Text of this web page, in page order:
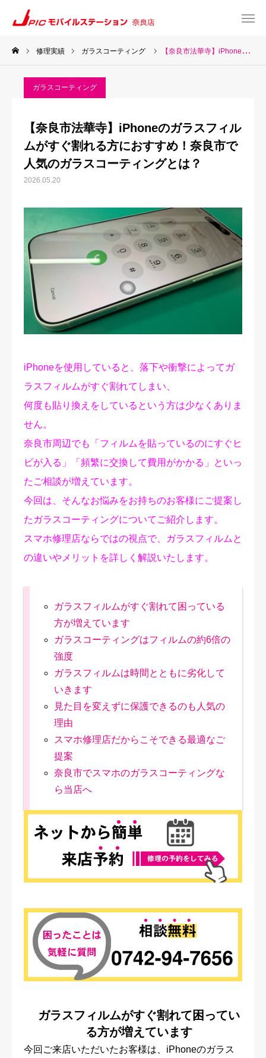
修理実績 ガラスコーティング 【奈良市法華寺】iPhoneのガラスフィルムがすぐ割れる方におすすめ！奈良市で人気のガラスコーティングとは？
ガラスコーティング
【奈良市法華寺】iPhoneのガラスフィル
ムがすぐ割れる方におすすめ！奈良市で
人気のガラスコーティングとは？
2026.05.20
iPhoneを使用していると、落下や衝撃によってガ
ラスフィルムがすぐ割れてしまい、
何度も貼り換えをしているという方は少なくありま
せん。
奈良市周辺でも「フィルムを貼っているのにすぐヒ
ビが入る」「頻繁に交換して費用がかかる」といっ
たご相談が増えています。
今回は、そんなお悩みをお持ちのお客様にご提案し
たガラスコーティングについてご紹介します。
スマホ修理店ならではの視点で、ガラスフィルムと
の違いやメリットを詳しく解説いたします。
ガラスフィルムがすぐ割れて困っている
方が増えています
ガラスコーティングはフィルムの約6倍の
強度
ガラスフィルムは時間とともに劣化して
いきます
見た目を変えずに保護できるのも人気の
理由
スマホ修理店だからこそできる最適なご
提案
奈良市でスマホのガラスコーティングな
ら当店へ
ガラスフィルムがすぐ割れて困ってい
る方が増えています
今回ご来店いただいたお客様は、iPhoneのガラス
web予約
TOP
サービス一覧
修理料金表
修理実績
ご予約・お問合せ